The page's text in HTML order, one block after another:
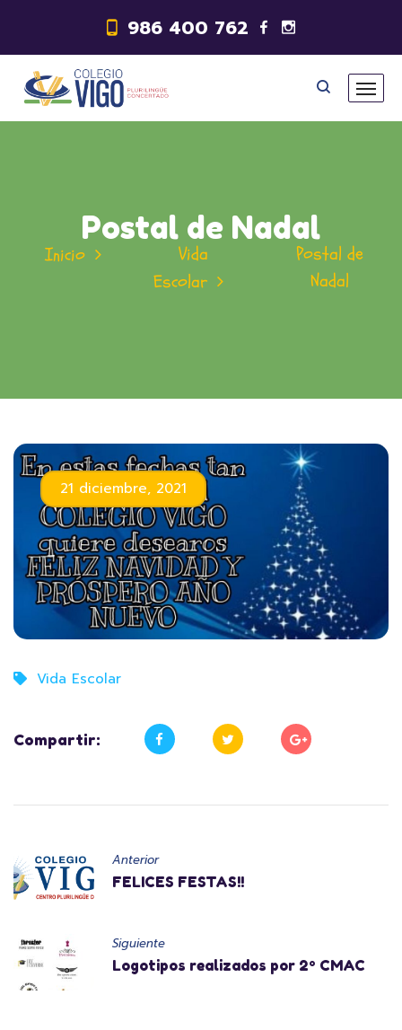
986 400 762
Postal de Nadal
Inicio
Vida
Escolar
Postal de
Nadal
21 diciembre, 2021
Vida Escolar
Compartir:
Anterior
FELICES FESTAS!!
Siguiente
Logotipos realizados por 2º CMAC